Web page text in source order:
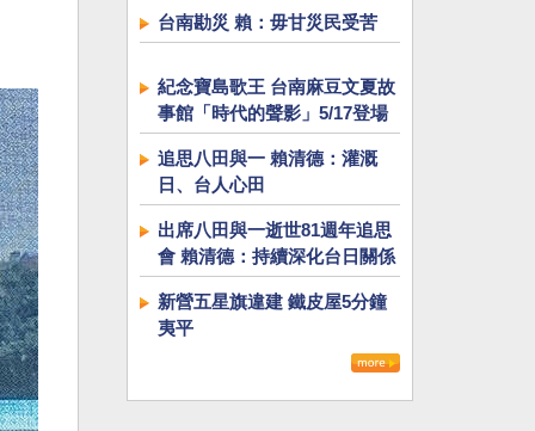
台南勘災 賴：毋甘災民受苦
紀念寶島歌王 台南麻豆文夏故
事館「時代的聲影」5/17登場
追思八田與一 賴清德：灌溉
日、台人心田
出席八田與一逝世81週年追思
會 賴清德：持續深化台日關係
新營五星旗違建 鐵皮屋5分鐘
夷平